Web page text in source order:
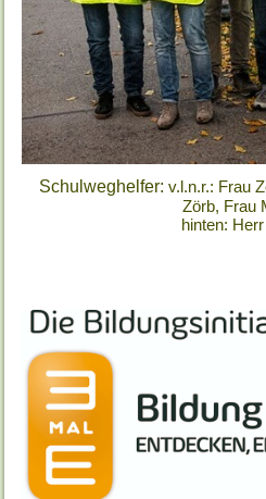
Schulweghelfer: v.l.n.r.: Frau
Zörb, Frau
hinten: